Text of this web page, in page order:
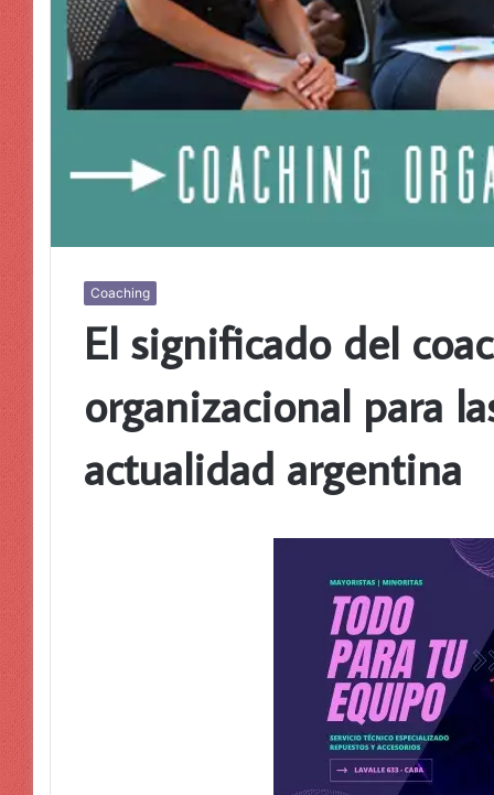
Coaching
El significado del
organizacional para
actualidad argentina